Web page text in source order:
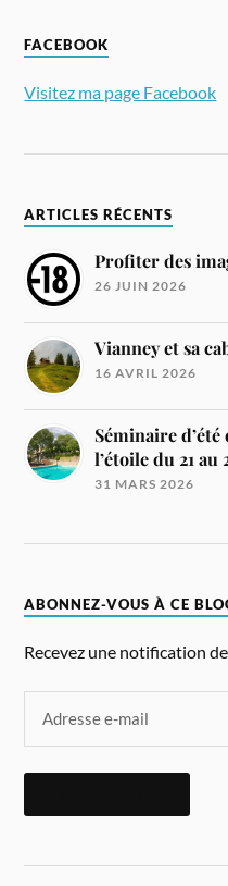
FACEBOOK
Visitez ma page Facebook
ARTICLES RÉCENTS
Profiter des
26 JUIN 2026
Vianney et sa
16 AVRIL 2026
Séminaire
l’étoile du 21 au
31 MARS 2026
ABONNEZ-VOUS À CE
Recevez une notification